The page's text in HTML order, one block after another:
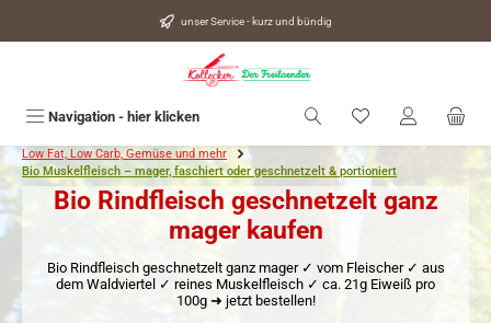
unser Service - kurz und bündig
Navigation - hier klicken Du hast 0
Low Fat, Low Carb, Gemüse und mehr
Bio Muskelfleisch – mager, faschiert oder geschnetzelt & portioniert
Bio Rindfleisch geschnetzelt ganz
mager kaufen
Bio Rindfleisch geschnetzelt ganz mager ✓ vom Fleischer ✓ aus
dem Waldviertel ✓ reines Muskelfleisch ✓ ca. 21g Eiweiß pro
100g ➜ jetzt bestellen!